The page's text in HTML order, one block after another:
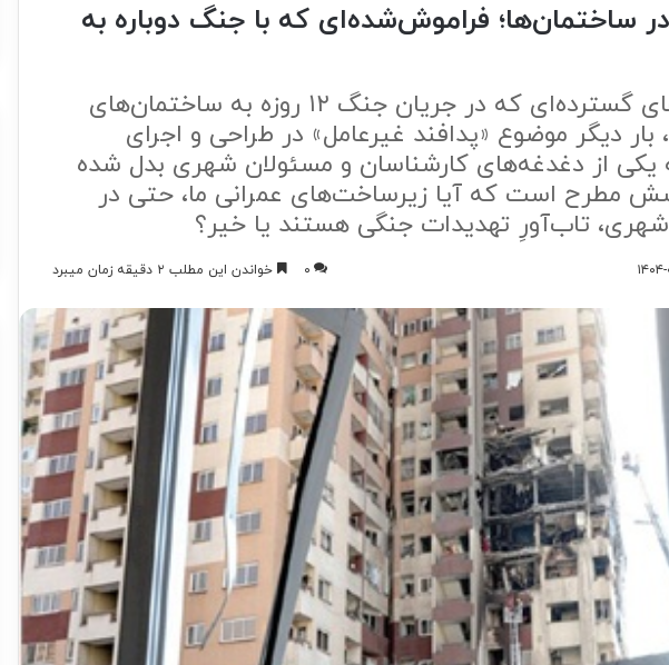
ساختمان‌ها؛ فراموش‌شده‌ای که با جنگ دوباره به
همزمان با آسیب‌های گسترده‌ای که در جریان جنگ ۱۲ روزه به ساختمان‌های
بار دیگر موضوع «پدافند غیرعامل» در طراحی و اجرای
از دغدغه‌های کارشناسان و مسئولان شهری بدل شده
مطرح است که آیا زیرساخت‌های عمرانی ما، حتی در
تاب‌آورِ تهدیدات جنگی هستند یا خیر؟
۰۴-۱۱ ۰ خواندن این مطلب ۲ دقیقه زمان میبرد